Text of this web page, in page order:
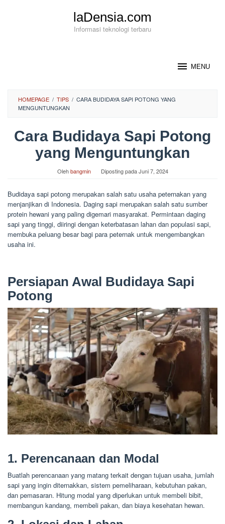
laDensia.com
Informasi teknologi terbaru
MENU
HOMEPAGE / TIPS / CARA BUDIDAYA SAPI POTONG YANG
MENGUNTUNGKAN
Cara Budidaya Sapi Potong
yang Menguntungkan
Olehbangmin Diposting padaJuni 7, 2024
Budidaya sapi potong merupakan salah satu usaha peternakan yang
menjanjikan di Indonesia. Daging sapi merupakan salah satu sumber
protein hewani yang paling digemari masyarakat. Permintaan daging
sapi yang tinggi, diiringi dengan keterbatasan lahan dan populasi sapi,
membuka peluang besar bagi para peternak untuk mengembangkan
usaha ini.
Persiapan Awal Budidaya Sapi
Potong
1. Perencanaan dan Modal
Buatlah perencanaan yang matang terkait dengan tujuan usaha, jumlah
sapi yang ingin diternakkan, sistem pemeliharaan, kebutuhan pakan,
dan pemasaran. Hitung modal yang diperlukan untuk membeli bibit,
membangun kandang, membeli pakan, dan biaya kesehatan hewan.